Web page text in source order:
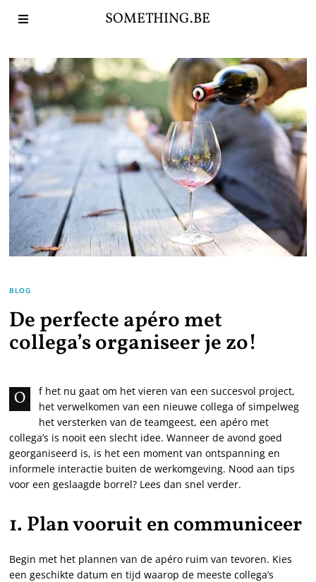
SOMETHING.BE
BLOG
De perfecte apéro met
collega’s organiseer je zo!
O
f het nu gaat om het vieren van een succesvol project,
het verwelkomen van een nieuwe collega of simpelweg
het versterken van de teamgeest, een apéro met
collega’s is nooit een slecht idee. Wanneer de avond goed
georganiseerd is, is het een moment van ontspanning en
informele interactie buiten de werkomgeving. Nood aan tips
voor een geslaagde borrel? Lees dan snel verder.
1. Plan vooruit en communiceer
Begin met het plannen van de apéro ruim van tevoren. Kies
een geschikte datum en tijd waarop de meeste collega’s